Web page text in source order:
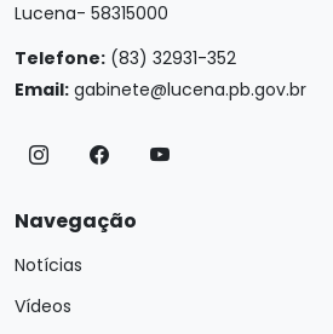
Lucena- 58315000
Telefone: (83) 32931-352
Email: gabinete@lucena.pb.gov.br
Navegação
Notícias
Vídeos